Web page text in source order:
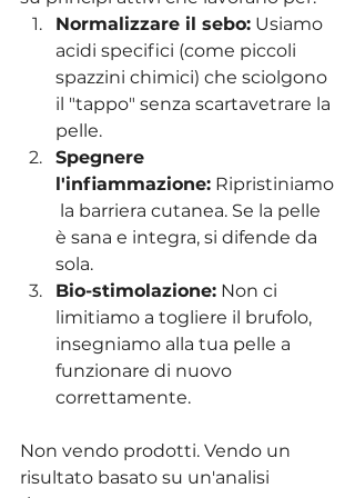
Normalizzare il sebo: Usiamo
acidi specifici (come piccoli
spazzini chimici) che sciolgono
il "tappo" senza scartavetrare la
pelle.
Spegnere
l'infiammazione: Ripristiniamo
la barriera cutanea. Se la pelle
è sana e integra, si difende da
sola.
Bio-stimolazione: Non ci
limitiamo a togliere il brufolo,
insegniamo alla tua pelle a
funzionare di nuovo
correttamente.
Non vendo prodotti. Vendo un
risultato basato su un'analisi